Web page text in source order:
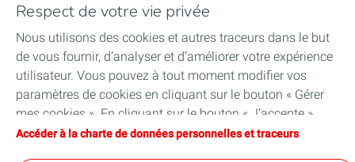
L'entreprise
Activités
Informations réglementées
Respect de votre vie privée
Nous utilisons des cookies et autres traceurs dans le but
de vous fournir, d’analyser et d’améliorer votre expérience
utilisateur. Vous pouvez à tout moment modifier vos
paramètres de cookies en cliquant sur le bouton « Gérer
mes cookies ». En cliquant sur le bouton « J’accepte »,
vous acceptez le dépôt de l’ensemble des cookies. Dans le
Accéder à la charte de données personnelles et traceurs